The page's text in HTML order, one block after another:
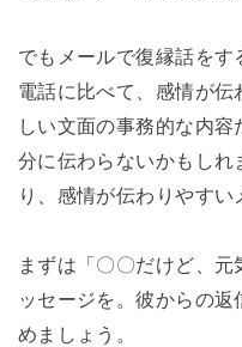
でもメールで復縁話を
電話に比べて、感情が
しい文面の事務的な内
分に伝わらないかもしれ
り、感情が伝わりやすい
まずは「〇〇だけど、
ッセージを。彼からの
めましょう。